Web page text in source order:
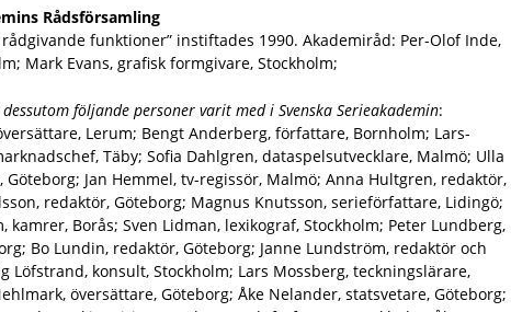
Rådsförsamling
funktioner” instiftades 1990. Akademiråd: Per-Olof Inde,
Mark Evans, grafisk formgivare, Stockholm;
följande personer varit med i Svenska Serieakademin:
Lerum; Bengt Anderberg, författare, Bornholm; Lars-
Täby; Sofia Dahlgren, dataspelsutvecklare, Malmö; Ulla
Göteborg; Jan Hemmel, tv-regissör, Malmö; Anna Hultgren, redaktör,
redaktör, Göteborg; Magnus Knutsson, serieförfattare, Lidingö;
kamrer, Borås; Sven Lidman, lexikograf, Stockholm; Peter Lundberg,
Bo Lundin, redaktör, Göteborg; Janne Lundström, redaktör och
Löfstrand, konsult, Stockholm; Lars Mossberg, teckningslärare,
översättare, Göteborg; Åke Nelander, statsvetare, Göteborg;